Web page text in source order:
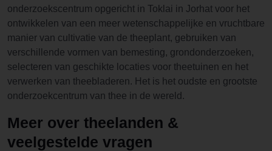
onderzoekscentrum opgericht in Toklai in Jorhat voor het
ontwikkelen van een meer wetenschappelijke en vruchtbare
manier van cultivatie van de theeplant, gebruiken van
verschillende vormen van bemesting, grondonderzoeken,
selecteren van geschikte locaties voor theetuinen en het
verwerken van theebladeren. Het is het oudste en grootste
onderzoekcentrum van thee in de wereld.
Meer over theelanden &
veelgestelde vragen